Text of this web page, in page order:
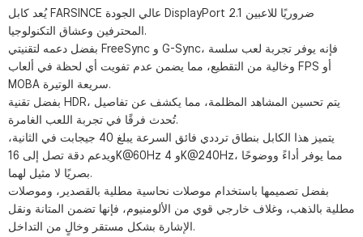
يُعد كابل FARSINCE عالي الجودة DisplayPort 2.1 ضروريًا للاعبين
المحترفين وعشاق التكنولوجيا.
بفضل دعمه لتقنيتي FreeSync و G-Sync، فإنه يوفر تجربة لعب سلسة
وخالية من التقطيع، مما يضمن عدم تفويت أي لحظة في ألعاب FPS أو
MOBA سريعة الوتيرة.
بفضل تقنية HDR، يتم تحسين المشاهد المظلمة، مما يكشف عن تفاصيل
تُحدث فرقًا في تجربة اللعب الغامرة.
يتميز هذا الكابل بنطاق ترددي فائق السرعة يبلغ 40 جيجابت في الثانية،
ويدعم دقة تصل إلى 16K@60Hz و 4K@240Hz، مما يوفر أداءً ووضوحًا
بصريًا لا مثيل لهما.
بفضل تصميمها باستخدام موصلات نحاسية مطلية بالقصدير، وموصلات
مطلية بالذهب، وغلاف خارجي قوي من الألومنيوم، فإنها تضمن المتانة ونقل
الإشارة بشكل مستقر وخالٍ من التداخل.